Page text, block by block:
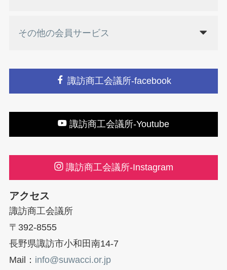
その他の会員サービス
諏訪商工会議所-facebook
諏訪商工会議所-Youtube
諏訪商工会議所-Instagram
アクセス
諏訪商工会議所
〒392-8555
長野県諏訪市小和田南14-7
Mail： info@suwacci.or.jp